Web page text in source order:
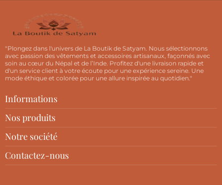
"Plongez dans l'univers de La Boutik de Satyam. Nous sélectionnons
avec passion des vêtements et accessoires artisanaux, façonnés avec
soin au cœur du Népal et de l’Inde. Profitez d'une livraison rapide et
d'un service client à votre écoute pour une expérience sereine. Une
mode éthique et colorée pour une allure inspirée au quotidien."
Informations
Nos produits
Notre société
Contactez-nous